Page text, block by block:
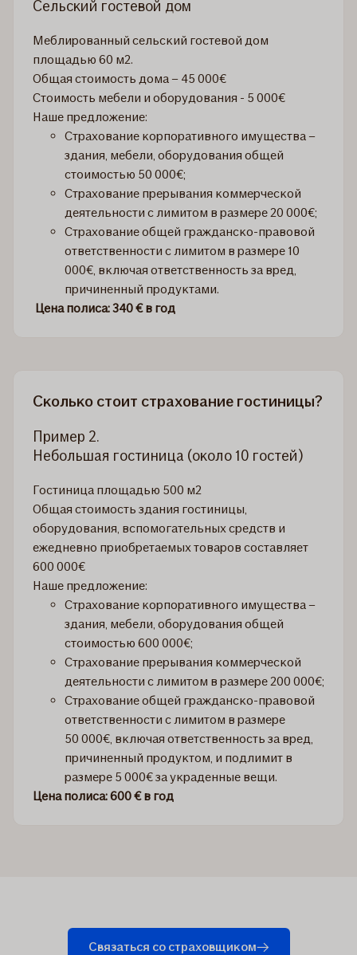
Сельский гостевой дом
Меблированный сельский гостевой дом
площадью 60 м2.
Общая стоимость дома – 45 000€
Стоимость мебели и оборудования - 5 000€
Наше предложение:
Страхование корпоративного имущества –
здания, мебели, оборудования общей
стоимостью 50 000€;
Страхование прерывания коммерческой
деятельности с лимитом в размере 20 000€;
Страхование общей гражданско-правовой
ответственности с лимитом в размере 10
000€, включая ответственность за вред,
причиненный продуктами.
Цена полиса: 340 € в год
Сколько стоит страхование гостиницы?
Пример 2.
Небольшая гостиница (около 10 гостей)
Гостиница площадью 500 м2
Общая стоимость здания гостиницы,
оборудования, вспомогательных средств и
ежедневно приобретаемых товаров составляет
600 000€
Наше предложение:
Страхование корпоративного имущества –
здания, мебели, оборудования общей
стоимостью 600 000€;
Страхование прерывания коммерческой
деятельности с лимитом в размере 200 000€;
Страхование общей гражданско-правовой
ответственности с лимитом в размере
50 000€, включая ответственность за вред,
причиненный продуктом, и подлимит в
размере 5 000€ за украденные вещи.
Цена полиса: 600 € в год
Связаться со страховщиком